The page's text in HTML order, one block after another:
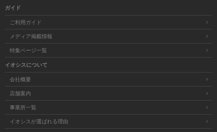
ガイド
ご利用ガイド
メディア掲載情報
特集ページ一覧
イオシスについて
会社概要
店舗案内
事業所一覧
イオシスが選ばれる理由